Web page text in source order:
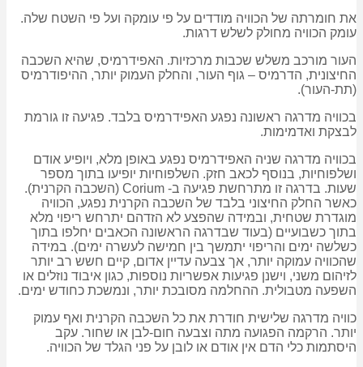
את חומרתה של הכוויה מודדים על פי עומקה ועל פי השטח שלה.
עומק הכוויה מחולק לשלש דרגות.
העור מורכב משלש שכבות מרכזיות. האפידרמיס, שהיא השכבה
החיצונית, הדרמיס – גוף העור, והחלק העמוק יותר, ההיפודרמיס
(תת-העור).
בכוויה מדרגה ראשונה נפגע האפידרמיס בלבד. פגיעה זו גורמת
לבצקת ואדמימות.
בכוויה מדרגה שניה האפידרמיס נפגע באופן מלא, ויופיע אודם
ושלפוחיות, בנוסף לכאב חזק. השלפוחיות יופיעו בתוך מספר
שעות. בדרגה זו מתרחשת פגיעה ב- Corium (השכבה הקרנית).
כאשר החלק החיצוני בלבד של השכבה הקרנית נפגע, הכוויה
מוגדרת שטחית, ובמידה שהפצע לא הזדהם יתרחש ריפוי מלא
בתוך כשבועיים (בעוד שבדרגה הראשונה הכאבים יחלפו בתוך
כשלשה ימים והריפוי יתמשך בין חמישה לעשרה ימים). במידה
שהכוויה עמוקה יותר, אך צבעה עדיין אדום, קיים חשש רב יותר
לזיהום משני, וישנן פגיעות אפשריות נוספות, כגון איבוד נוזלים או
השפעה מטבולית. ההחלמה מסובכת יותר, ונמשכת כחודש ימים.
כוויה מדרגה שלישית חודרת את כל השכבה הקרנית ואף עמוק
יותר. הרקמה הפגועה מתה וצבעה חום-לבן או שחור. עקב
היסתמות כלי הדם אין אודם או לובן על פני הגלד של הכוויה.